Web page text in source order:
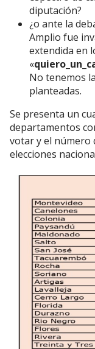
diputación?
¿o ante la
Amplio fue
extendida en
«
No tenemos
planteadas.
Se presenta un
departamentos
votar y el número
elecciones